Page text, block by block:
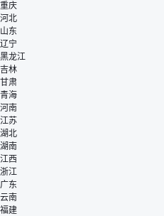
重庆
河北
山东
辽宁
黑龙江
吉林
甘肃
青海
河南
江苏
湖北
湖南
江西
浙江
广东
云南
福建